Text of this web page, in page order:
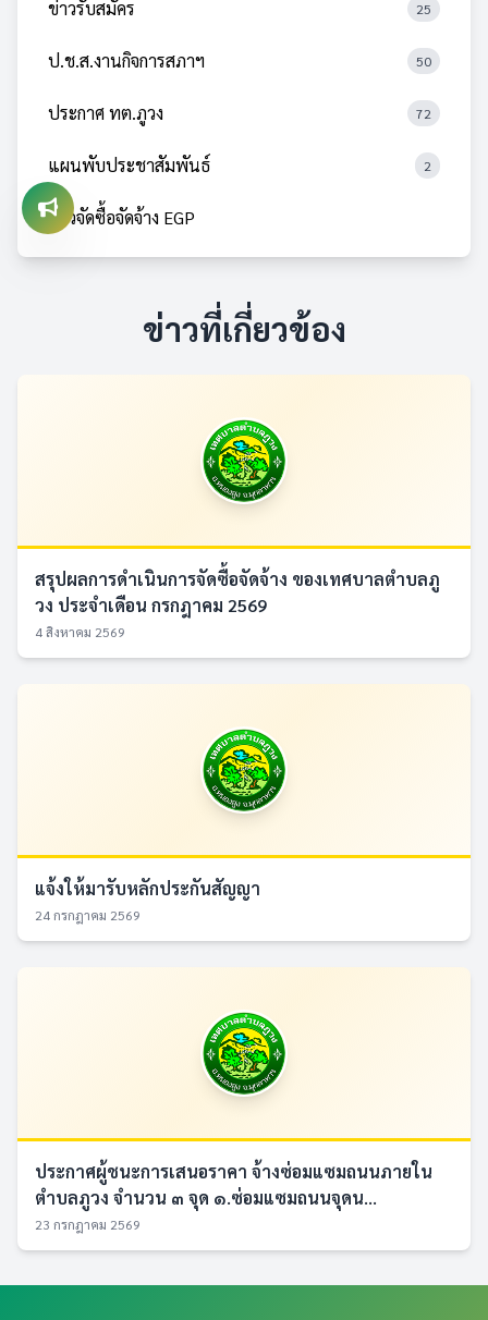
ข่าวรับสมัคร 25
ป.ช.ส.งานกิจการสภาฯ 50
ประกาศ ทต.ภูวง 72
แผนพับประชาสัมพันธ์ 2
ข่าวจัดซื้อจัดจ้าง EGP
ข่าวที่เกี่ยวข้อง
สรุปผลการดำเนินการจัดซื้อจัดจ้าง ของเทศบาลตำบลภู
วง ประจำเดือน กรกฎาคม 2569
4 สิงหาคม 2569
แจ้งให้มารับหลักประกันสัญญา
24 กรกฎาคม 2569
ประกาศผู้ชนะการเสนอราคา จ้างซ่อมแซมถนนภายใน
ตำบลภูวง จำนวน ๓ จุด ๑.ซ่อมแซมถนนจุดน...
23 กรกฎาคม 2569